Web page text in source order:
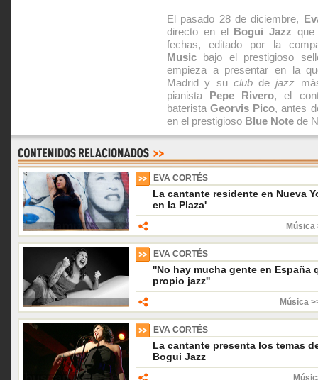
El pasado 28 de diciembre,
directo en el Bogui Jazz
fechas, editado por la
Music bajo el prestigioso
empieza a presentar en la
Madrid y su clubdejazz
pianista Pepe Rivero, el
bateristaGeorvis Pico, antes
en el prestigioso Blue Note de
EVA CORTÉS
La cantante residente en Nueva
en la Plaza'
Música
EVA CORTÉS
''No hay mucha gente en España
propio jazz''
Música
EVA CORTÉS
La cantante presenta los temas
Bogui Jazz